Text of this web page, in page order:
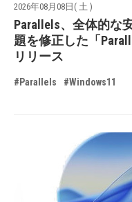
2026年08月08日( 土 )
Parallels、全体的な
題を修正した「
リリース
#Parallels #Windows11